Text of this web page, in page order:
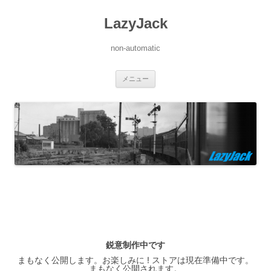
LazyJack
non-automatic
メニュー
ツ
へ
ス
キ
ッ
プ
鋭意制作中です
まもなく公開します。お楽しみに ! ストアは現在準備中です。
まもなく公開されます。